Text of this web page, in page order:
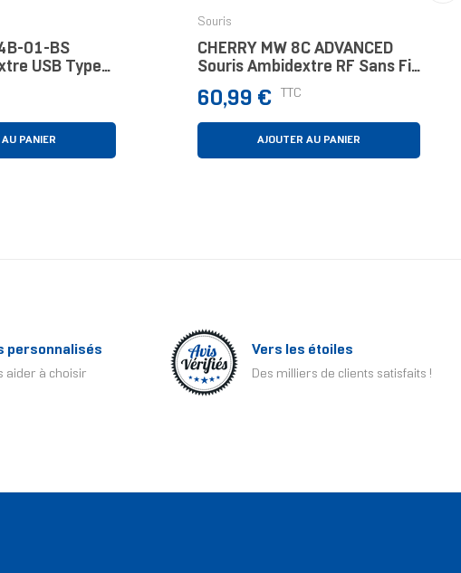
01-BS
USB Type-
DPI
PANIER
Souris
CHERRY MW 8C ADVANCED
Souris Ambidextre RF Sans Fil
+ Bluetooth Optique 3000 DPI
Prix
60,99 € TTC
AJOUTER AU PANIER
personnalisés
aider à choisir
Vers les étoiles
Des milliers de clients satisfaits !